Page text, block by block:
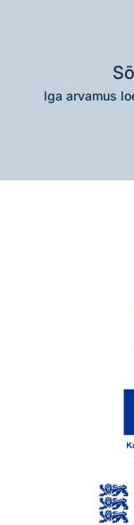
Iga arvamus